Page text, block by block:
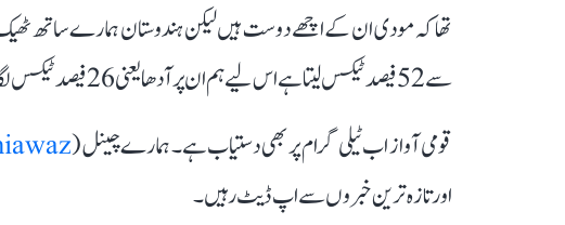
تھا کہ مودی ان کے اچھے دوست ہیں لیکن ہندوستان ہمارے ساتھ
سے 52 فیصد ٹیکس لیتا ہے اس لیے ہم ان پر آدھا یعنی 26 فیصد ٹیکس لگائیں گے۔‘‘
قومی آواز اب ٹیلی گرام پر بھی دستیاب ہے۔ ہمارے چینل (
اور تازہ ترین خبروں سے اپ ڈیٹ رہیں۔